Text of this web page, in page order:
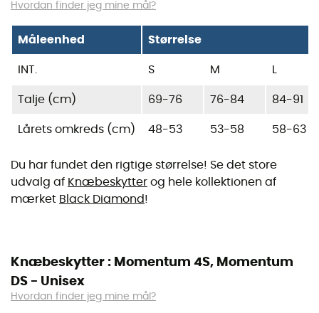
Hvordan finder jeg mine mål?
Måleenhed Størrelse
INT. S M L
Talje (cm) 69-76 76-84 84-91
Lårets omkreds (cm) 48-53 53-58 58-63
Du har fundet den rigtige størrelse! Se det store
udvalg af Knæbeskytter og hele kollektionen af
mærket Black Diamond!
Knæbeskytter : Momentum 4S, Momentum
DS - Unisex
Hvordan finder jeg mine mål?